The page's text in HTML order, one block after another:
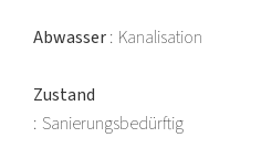
Abwasser Kanalisation
Zustand
Sanierungsbedürftig